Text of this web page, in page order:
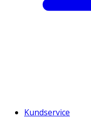
Kundservice